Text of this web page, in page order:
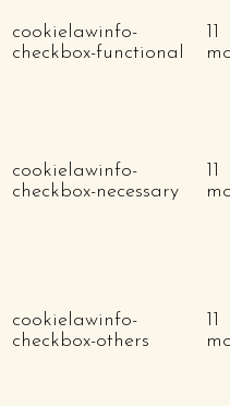
cookielawinfo-
checkbox-functional
11
cookielawinfo-
checkbox-necessary
11
cookielawinfo-
checkbox-others
11